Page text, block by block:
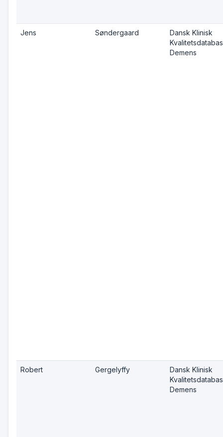
Jens Søndergaard
Dansk Klinisk
Demens
Robert Gergelyffy
Dansk Klinisk
Demens